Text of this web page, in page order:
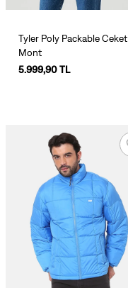
Tyler Poly Packable Ceket
Mont
5.999,90 TL